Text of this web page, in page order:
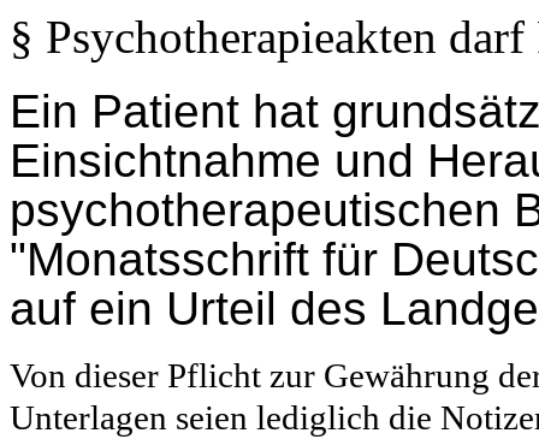
§ Psychotherapieakten darf
Ein Patient hat
Einsichtnahme und
psychotherapeutischen
"Monatsschrift für
auf ein Urteil des
Von dieser Pflicht zur Gewährung
Unterlagen seien lediglich die